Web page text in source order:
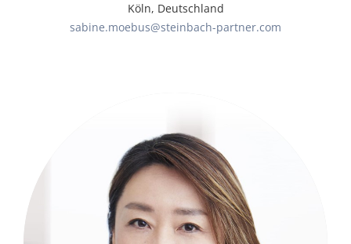
Köln, Deutschland
sabine.moebus@steinbach-partner.com